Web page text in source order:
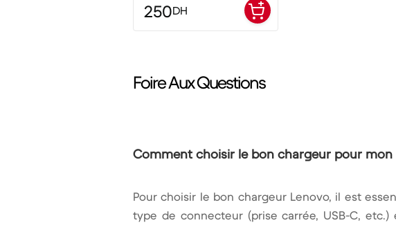
250DH
Foire Aux Questions
Comment choisir le bon chargeur pour mon
Pour choisir le bon chargeur Lenovo, il est
type de connecteur (prise carrée, USB-C,